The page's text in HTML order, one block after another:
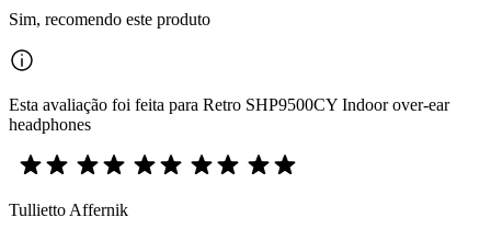
Sim, recomendo este produto
Esta avaliação foi feita para Retro SHP9500CY Indoor over-ear
headphones
Tullietto Affernik